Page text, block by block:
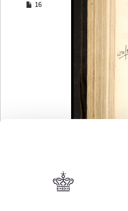
16